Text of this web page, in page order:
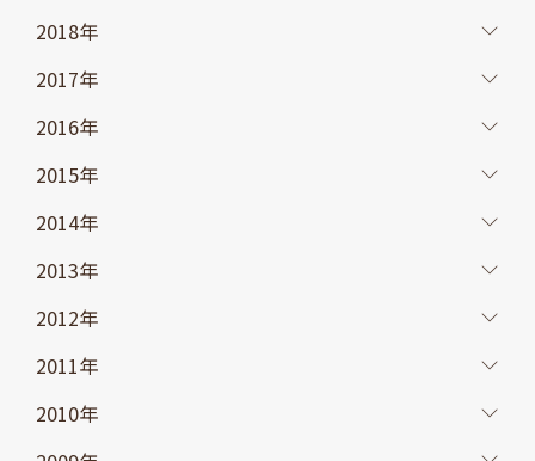
2018年
2017年
2016年
2015年
2014年
2013年
2012年
2011年
2010年